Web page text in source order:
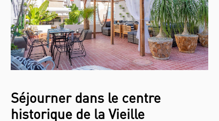
Séjourner dans le centre
historique de la Vieille